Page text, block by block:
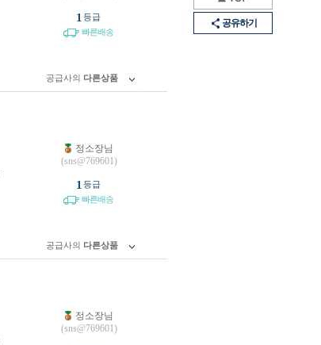
공유하기
1 등급
빠른배송
공급사의 다른상품
정소장님
(sns@769601)
1 등급
빠른배송
공급사의 다른상품
정소장님
(sns@769601)